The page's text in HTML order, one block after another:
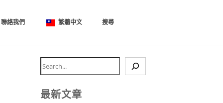
聯絡我們 繁體中文 搜尋
最新文章